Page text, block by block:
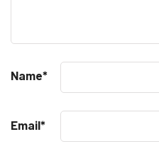
Name*
Email*